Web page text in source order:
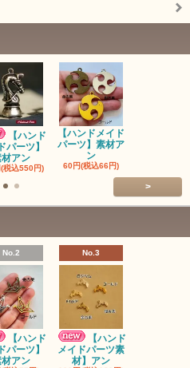
【ハンド
パーツ】
アン
税込550円)
【ハンドメイド
パーツ】素材ア
ン
60円(税込66円)
>
No.2
【ハンド
パーツ】
アン
No.3
【ハンド
メイドパーツ素
材】アン